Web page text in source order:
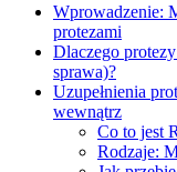
Wprowadzenie:
protezami
Dlaczego
sprawa)?
Uzupełnienia
wewnątrz
Co to jest
Rodzaje: